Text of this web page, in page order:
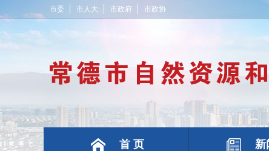
市委 市人大 市政府 市政协
首 页 新